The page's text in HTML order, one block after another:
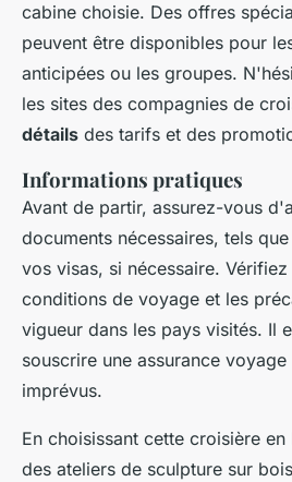
cabine choisie. Des offres
peuvent être disponibles pour
anticipées ou les groupes.
les sites des compagnies de
détails des tarifs et des
Informations pratiques
Avant de partir, assurez-vous
documents nécessaires, tels
vos visas, si nécessaire.
conditions de voyage et les
vigueur dans les pays visités. Il
souscrire une assurance
imprévus.
En choisissant cette croisière
des ateliers de sculpture sur